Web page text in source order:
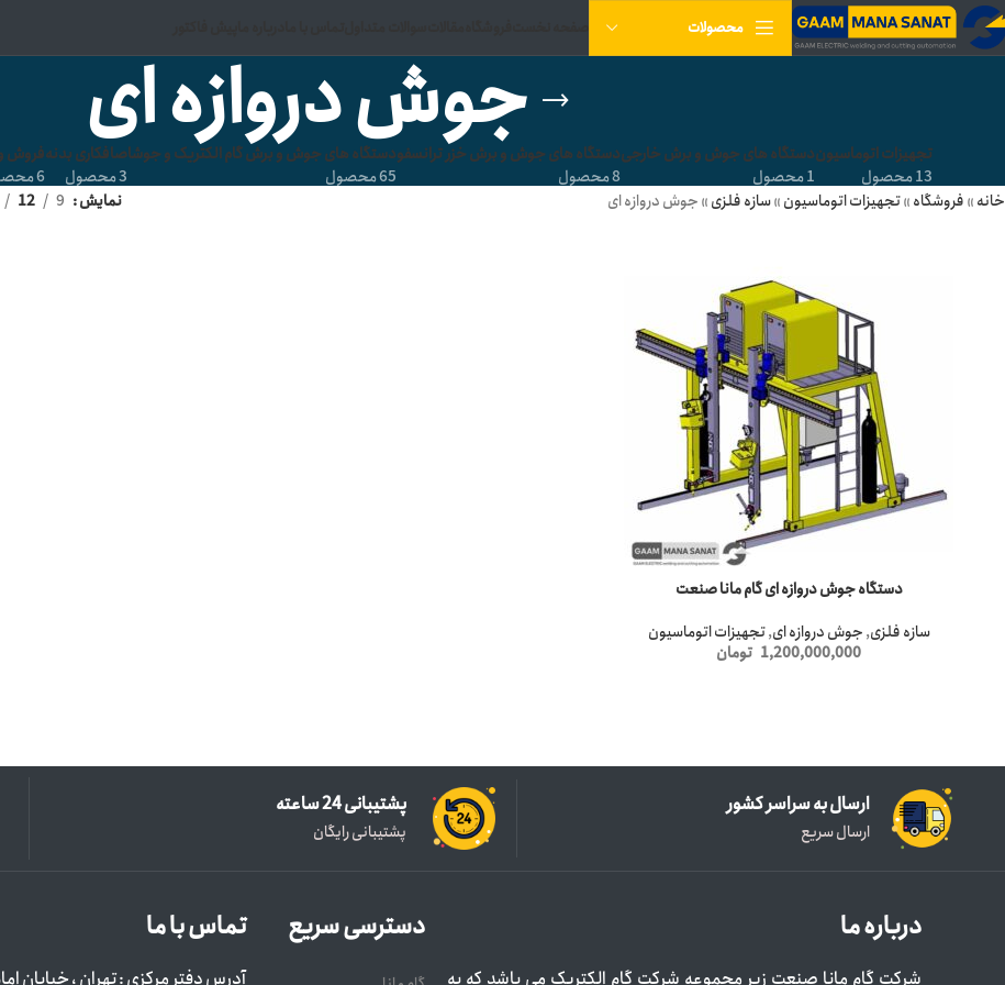
محصولات
جوش دروازه ای
تجهیزات اتوماسیون
13 محصول
دستگاه های جوش و برش خارجی
1 محصول
دستگاه های جوش و برش خزر ترانسفو
8 محصول
دستگاه های جوش و برش گام الکتریک و جوشا
65 محصول
صافکاری بدنه
3 محصول
فروش
6 محصول
خانه»فروشگاه»تجهیزات اتوماسیون»سازه فلزی»جوش دروازه ای نمایش 9
12
دستگاه جوش دروازه ای گام مانا صنعت
سازه فلزی,جوش دروازه ای,تجهیزات اتوماسیون
1,200,000,000 تومان
ارسال به سراسر کشور
ارسال سریع
پشتیبانی 24 ساعته
پشتیبانی رایگان
درباره ما
شرکت گام مانا صنعت زیر مجموعه شرکت گام الکتریک می باشد که به
دسترسی سریع تماس با ما
آدرس دفتر مرکزی : تهران ، خیابان